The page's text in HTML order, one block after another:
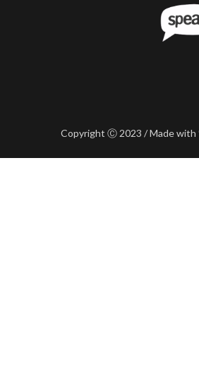
Copyright Ⓒ 2023 / Made with